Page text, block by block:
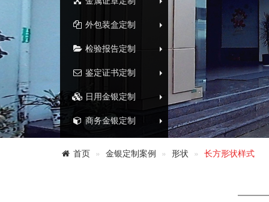
外包装盒定制
检验报告定制
鉴定证书定制
日用金银定制
商务金银定制
首页 金银定制案例 形状 长方形状样式